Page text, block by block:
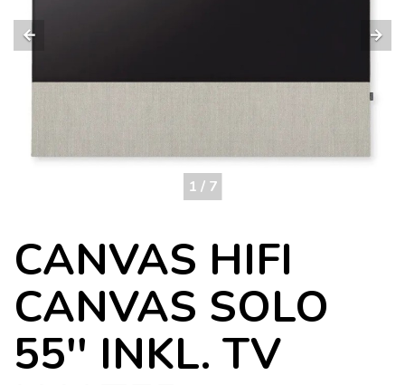
1 / 7
arrow_back arrow_forward
CANVAS HIFI
CANVAS SOLO
55'' INKL. TV